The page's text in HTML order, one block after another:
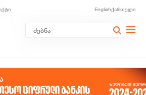
Englishქართული